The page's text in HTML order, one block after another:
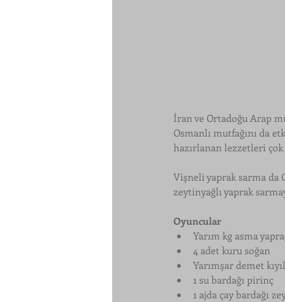
İran ve Ortadoğu Arap
Osmanlı mutfağını da
hazırlanan lezzetleri
Vişneli yaprak sarma da
zeytinyağlı yaprak
Oyuncular
Yarım kg asma
4 adet kuru soğan
Yarımşar demet
1 su bardağı pirinç
1 ajda çay bardağı